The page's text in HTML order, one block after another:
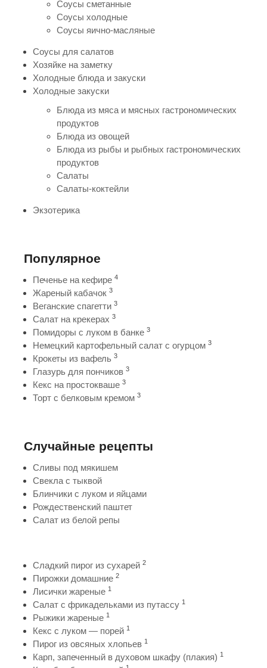
Соусы сметанные
Соусы холодные
Соусы яично-масляные
Соусы для салатов
Хозяйке на заметку
Холодные блюда и закуски
Холодные закуски
Блюда из мяса и мясных гастрономических
продуктов
Блюда из овощей
Блюда из рыбы и рыбных гастрономических
продуктов
Салаты
Салаты-коктейли
Экзотерика
Популярное
Печенье на кефире 4
Жареный кабачок 3
Веганские спагетти 3
Салат на крекерах 3
Помидоры с луком в банке 3
Немецкий картофельный салат с огурцом 3
Крокеты из вафель 3
Глазурь для пончиков 3
Кекс на простокваше 3
Торт с белковым кремом 3
Случайные рецепты
Сливы под мякишем
Свекла с тыквой
Блинчики с луком и яйцами
Рождественский паштет
Салат из белой репы
Сладкий пирог из сухарей 2
Пирожки домашние 2
Лисички жареные 1
Салат с фрикадельками из путассу 1
Рыжики жареные 1
Кекс с луком — порей 1
Пирог из овсяных хлопьев 1
Карп, запеченный в духовом шкафу (плакия) 1